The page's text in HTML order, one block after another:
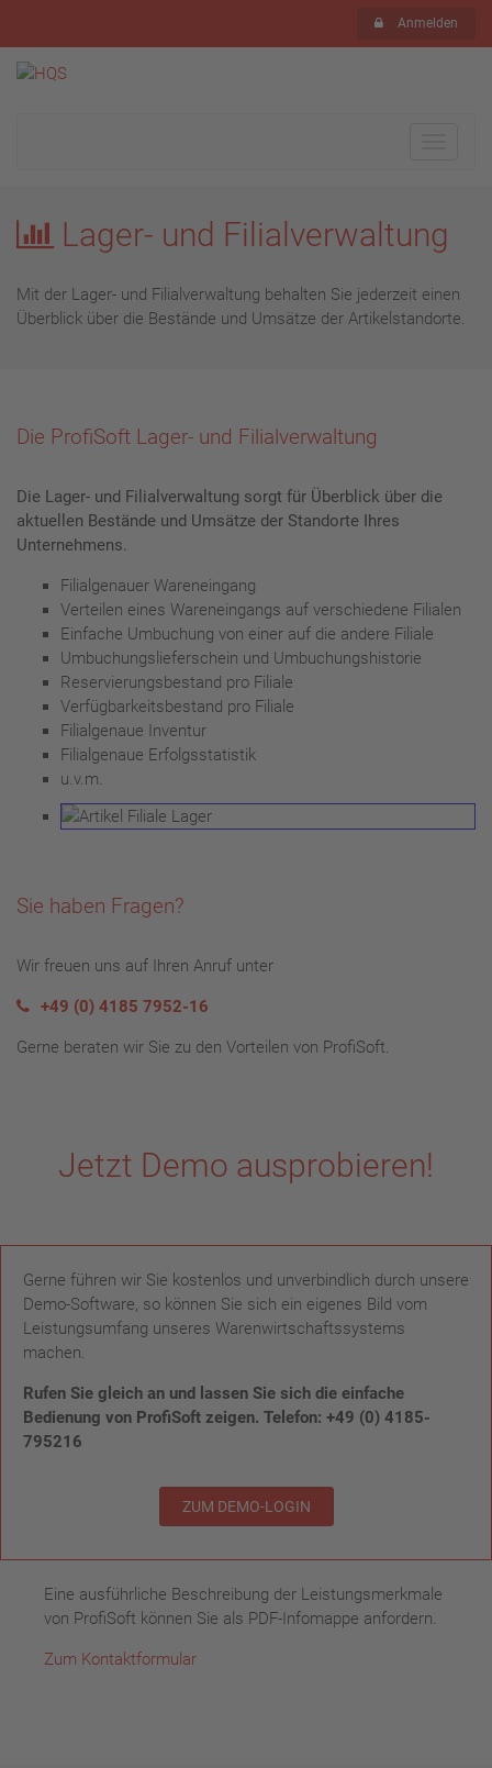
Anmelden
Lager- und Filialverwaltung
Mit der Lager- und Filialverwaltung behalten Sie jederzeit einen
Überblick über die Bestände und Umsätze der Artikelstandorte.
Die ProfiSoft Lager- und Filialverwaltung
Die Lager- und Filialverwaltung sorgt für Überblick über die
aktuellen Bestände und Umsätze der Standorte Ihres
Unternehmens.
Filialgenauer Wareneingang
Verteilen eines Wareneingangs auf verschiedene Filialen
Einfache Umbuchung von einer auf die andere Filiale
Umbuchungslieferschein und Umbuchungshistorie
Reservierungsbestand pro Filiale
Verfügbarkeitsbestand pro Filiale
Filialgenaue Inventur
Filialgenaue Erfolgsstatistik
u.v.m.
Sie haben Fragen?
Wir freuen uns auf Ihren Anruf unter
+49 (0) 4185 7952-16
Gerne beraten wir Sie zu den Vorteilen von ProfiSoft.
Jetzt Demo ausprobieren!
Gerne führen wir Sie kostenlos und unverbindlich durch unsere
Demo-Software, so können Sie sich ein eigenes Bild vom
Leistungsumfang unseres Warenwirtschaftssystems
machen.
Rufen Sie gleich an und lassen Sie sich die einfache
Bedienung von ProfiSoft zeigen. Telefon: +49 (0) 4185-
795216
ZUM DEMO-LOGIN
Eine ausführliche Beschreibung der Leistungsmerkmale
von ProfiSoft können Sie als PDF-Infomappe anfordern.
Zum Kontaktformular